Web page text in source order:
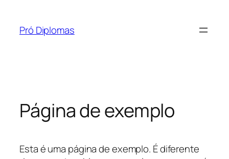
Pró Diplomas
Página de exemplo
Esta é uma página de exemplo. É diferente